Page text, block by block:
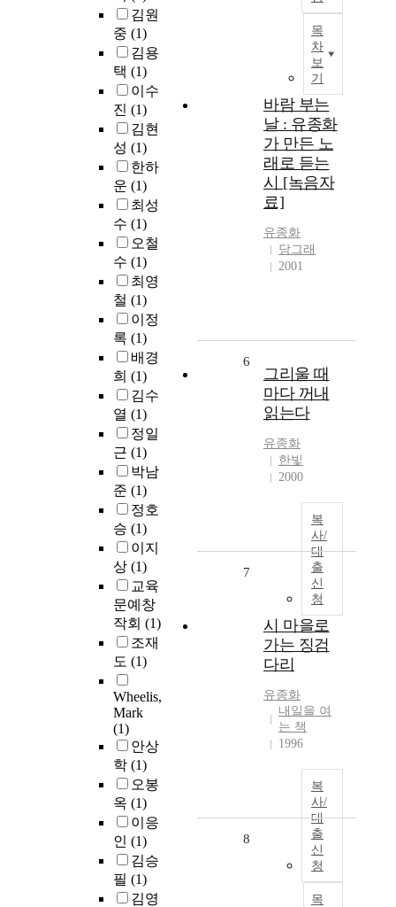
김원
중 (1)
김용
택 (1)
이수
진 (1)
김현
성 (1)
한하
운 (1)
최성
수 (1)
오철
수 (1)
최영
철 (1)
이정
록 (1)
배경
희 (1)
김수
열 (1)
정일
근 (1)
박남
준 (1)
정호
승 (1)
이지
상 (1)
교육
문예창
작회 (1)
조재
도 (1)
Wheelis,
Mark
(1)
안상
학 (1)
오봉
옥 (1)
이응
인 (1)
김승
필 (1)
김영
목
차
보
기
바람 부는
날 : 유종화
가 만든 노
래로 듣는
시 [녹음자
료]
유종화
당그래
2001
6
그리울 때
마다 꺼내
읽는다
유종화
한빛
2000
복
사/
대
출
신
청
7
시 마을로
가는 징검
다리
유종화
내일을 여
는 책
1996
복
사/
대
출
신
청
목
8